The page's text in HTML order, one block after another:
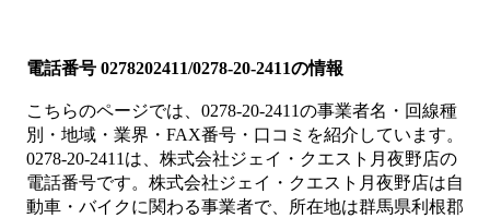
電話番号 0278202411/0278-20-2411の情報
こちらのページでは、 0278-20-2411の事業者名・回線種
別・地域・業界・FAX番号・口コミを紹介しています。
0278-20-2411 は、 株式会社ジェイ・クエスト月夜野店の
電話番号です。 株式会社ジェイ・クエスト月夜野店は自
動車・バイクに関わる事業者で、所在地は群馬県利根郡